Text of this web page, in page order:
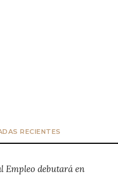
RECIENTES
Empleo debutará en